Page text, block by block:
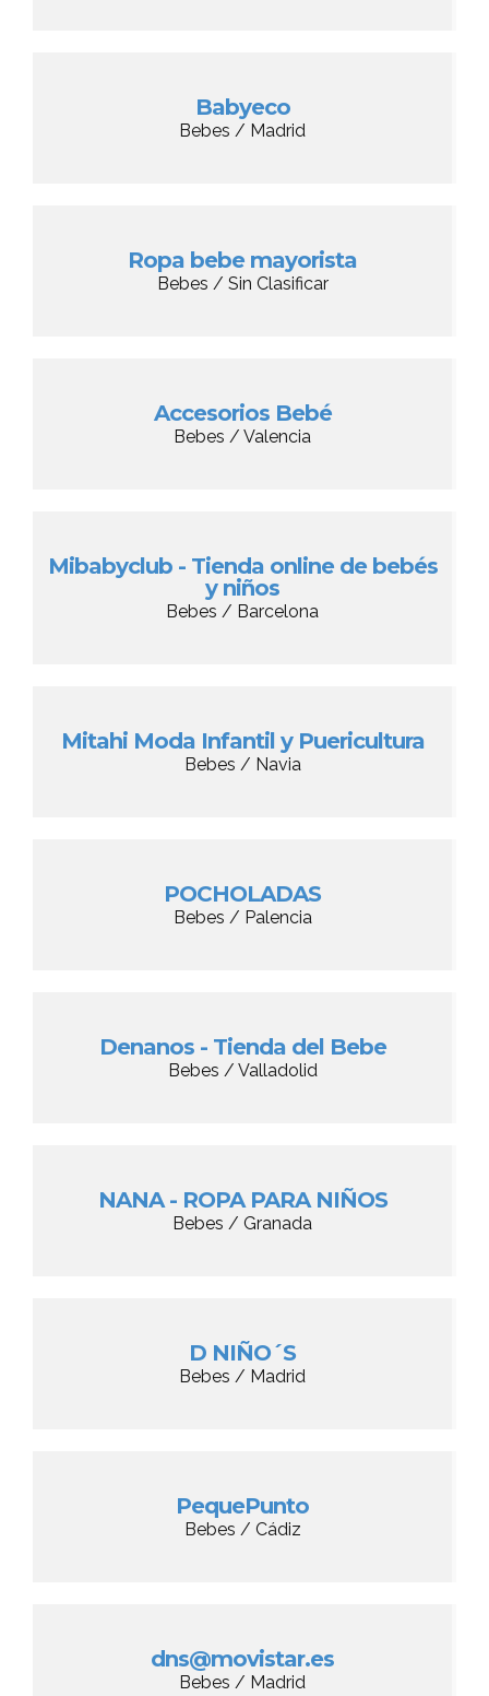
Babyeco
Bebes / Madrid
Ropa bebe mayorista
Bebes / Sin Clasificar
Accesorios Bebé
Bebes / Valencia
Mibabyclub - Tienda online de bebés
y niños
Bebes / Barcelona
Mitahi Moda Infantil y Puericultura
Bebes / Navia
POCHOLADAS
Bebes / Palencia
Denanos - Tienda del Bebe
Bebes / Valladolid
NANA - ROPA PARA NIÑOS
Bebes / Granada
D NIÑO´S
Bebes / Madrid
PequePunto
Bebes / Cádiz
dns@movistar.es
Bebes / Madrid